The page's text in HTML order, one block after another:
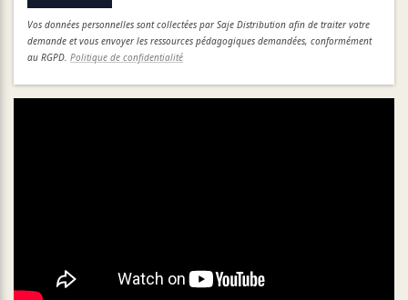
Vos données personnelles sont collectées par Saje Distribution afin de traiter votre
demande et vous envoyer les ressources pédagogiques demandées, conformément
au RGPD. Politique de confidentialité